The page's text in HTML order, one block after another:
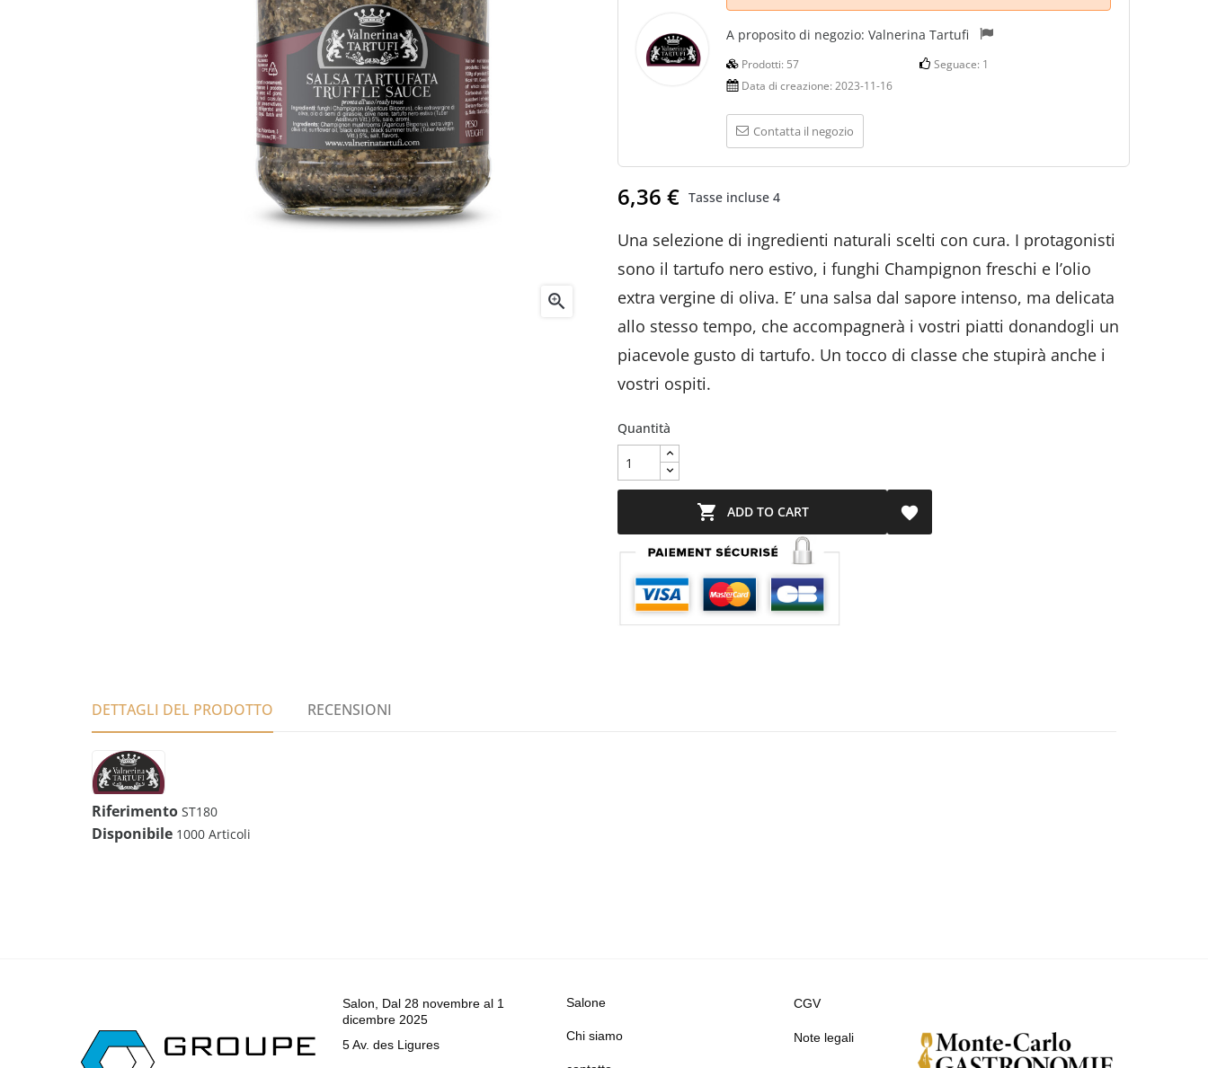

A proposito di negozio: Valnerina Tartufi
Prodotti: 57 Seguace: 1
Data di creazione: 2023-11-16
Contatta il negozio
6,36 € Tasse incluse 4
Una selezione di ingredienti naturali scelti con cura. I protagonisti
sono il tartufo nero estivo, i funghi Champignon freschi e l’olio
extra vergine di oliva. E’ una salsa dal sapore intenso, ma delicata
allo stesso tempo, che accompagnerà i vostri piatti donandogli un
piacevole gusto di tartufo. Un tocco di classe che stupirà anche i
vostri ospiti.
Quantità
 ADD TO CART 
DETTAGLI DEL PRODOTTO RECENSIONI
Riferimento ST180
Disponibile 1000 Articoli
Salon, Dal 28 novembre al 1
dicembre 2025
5 Av. des Ligures
Salone
Chi siamo
CGV
Note legali